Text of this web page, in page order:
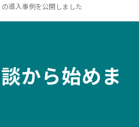
導入事例を公開しました
から始めま